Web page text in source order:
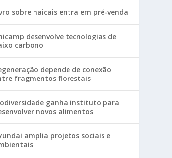
sobre haicais entra em pré-venda
desenvolve tecnologias de
carbono
depende de conexão
fragmentos florestais
ganha instituto para
novos alimentos
amplia projetos sociais e